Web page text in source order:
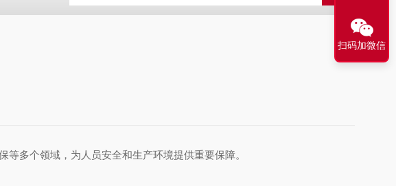
多个领域，为人员安全和生产环境提供重要保障。
扫码加微信